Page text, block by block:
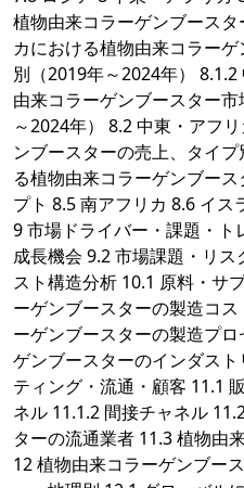
植物由来コラーゲンブース
カにおける植物由来コラー
別（2019年～2024年）
由来コラーゲンブースター
～2024年） 8.2 中東・アフ
ンブースターの売上、タイ
る植物由来コラーゲンブー
プト 8.5 南アフリカ 8.6 イス
9 市場ドライバー・課題・ト
成長機会 9.2 市場課題・リ
スト構造分析 10.1 原料・サ
ーゲンブースターの製造コ
ーゲンブースターの製造プ
ゲンブースターのインダス
ティング・流通・顧客 11.1
ネル 11.1.2 間接チャネル
ターの流通業者 11.3 植物由
12 植物由来コラーゲンブー